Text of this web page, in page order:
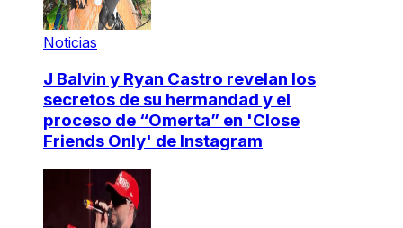
Noticias
J Balvin y Ryan Castro revelan los
secretos de su hermandad y el
proceso de “Omerta” en 'Close
Friends Only' de Instagram